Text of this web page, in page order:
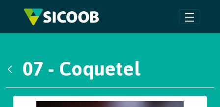
Pular para o Conteúdo principal
07 - Coquetel
Galeria de Mídias